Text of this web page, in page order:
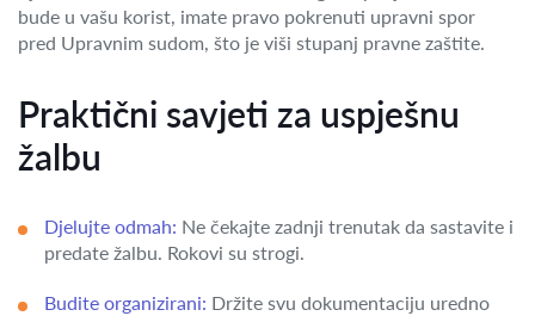
bude u vašu korist, imate pravo pokrenuti upravni spor
pred Upravnim sudom, što je viši stupanj pravne zaštite.
Praktični savjeti za uspješnu
žalbu
Djelujte odmah: Ne čekajte zadnji trenutak da sastavite i
predate žalbu. Rokovi su strogi.
Budite organizirani: Držite svu dokumentaciju uredno